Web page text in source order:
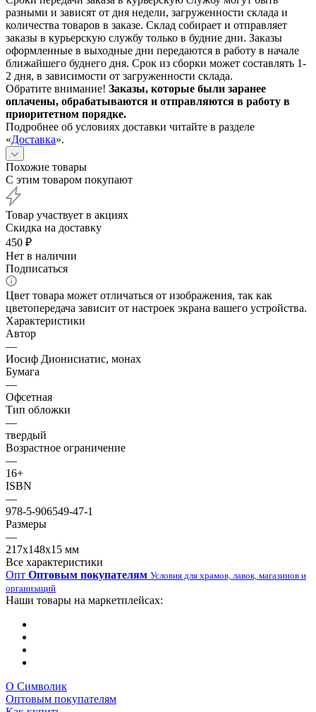
разными и зависят от дня недели, загруженности склада и
количества товаров в заказе. Склад собирает и отправляет
заказы в курьерскую службу только в будние дни. Заказы
оформленные в выходные дни передаются в работу в начале
ближайшего буднего дня. Срок из сборки может составлять 1-
2 дня, в зависимости от загруженности склада.
Обратите внимание! Заказы, которые были заранее
оплачены, обрабатываются и отправляются в работу в
приоритетном порядке.
Подробнее об условиях доставки читайте в разделе
«Доставка».
Похожие товары
С этим товаром покупают
Товар участвует в акциях
Скидка на доставку
450 ₽
Нет в наличии
Подписаться
Цвет товара может отличаться от изображения, так как
цветопередача зависит от настроек экрана вашего устройства.
Характеристики
Автор
—
Иосиф Дионисиатис, монах
Бумага
—
Офсетная
Тип обложки
—
твердый
Возрастное ограничение
—
16+
ISBN
—
978-5-906549-47-1
Размеры
—
217х148х15 мм
Все характеристики
Опт Оптовым покупателям Условия для храмов, лавок, магазинов и
организаций
Наши товары на маркетплейсах:
О Символик
Оптовым покупателям